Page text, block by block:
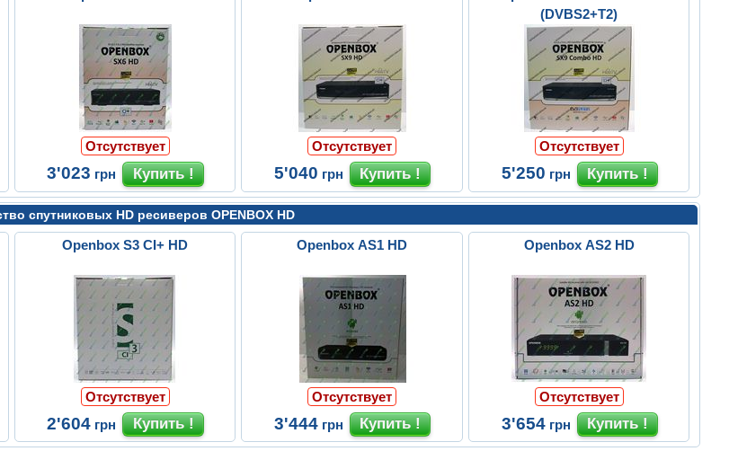
Отсутствует
3'023 грн
Отсутствует
5'040 грн
(DVBS2+Т2)
Отсутствует
5'250 грн
спутниковых HD ресиверов OPENBOX HD
Openbox S3 CI+ HD
Отсутствует
2'604 грн
Openbox AS1 HD
Отсутствует
3'444 грн
Openbox AS2 HD
Отсутствует
3'654 грн